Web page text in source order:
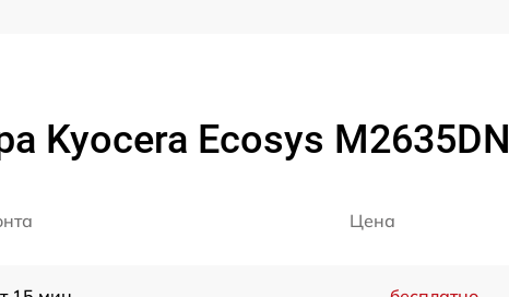
Kyocera Ecosys M2635DN
Цена